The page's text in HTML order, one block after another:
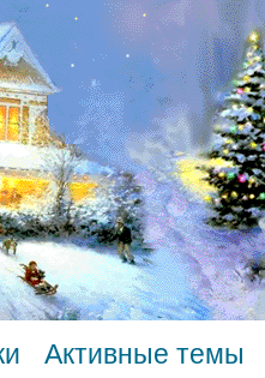
Активные темы